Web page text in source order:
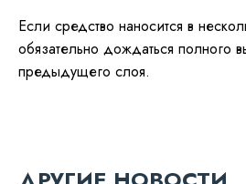
Если средство наносится в
обязательно дождаться полного
предыдущего слоя.